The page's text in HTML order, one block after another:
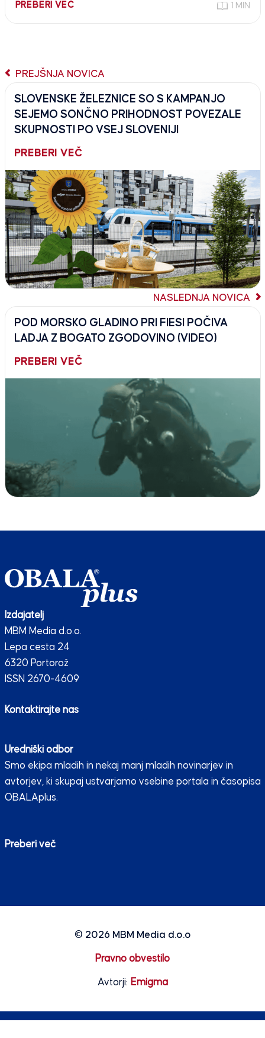
PREBERI VEČ 1 MIN
PREJŠNJA NOVICA
SLOVENSKE ŽELEZNICE SO S KAMPANJO
SEJEMO SONČNO PRIHODNOST POVEZALE
SKUPNOSTI PO VSEJ SLOVENIJI
PREBERI VEČ
NASLEDNJA NOVICA
POD MORSKO GLADINO PRI FIESI POČIVA
LADJA Z BOGATO ZGODOVINO (VIDEO)
PREBERI VEČ
Izdajatelj
MBM Media d.o.o.
Lepa cesta 24
6320 Portorož
ISSN 2670-4609
Kontaktirajte nas
Uredniški odbor
Smo ekipa mladih in nekaj manj mladih novinarjev in
avtorjev, ki skupaj ustvarjamo vsebine portala in časopisa
OBALAplus.
Preberi več
© 2026 MBM Media d.o.o
Pravno obvestilo
Avtorji: Emigma